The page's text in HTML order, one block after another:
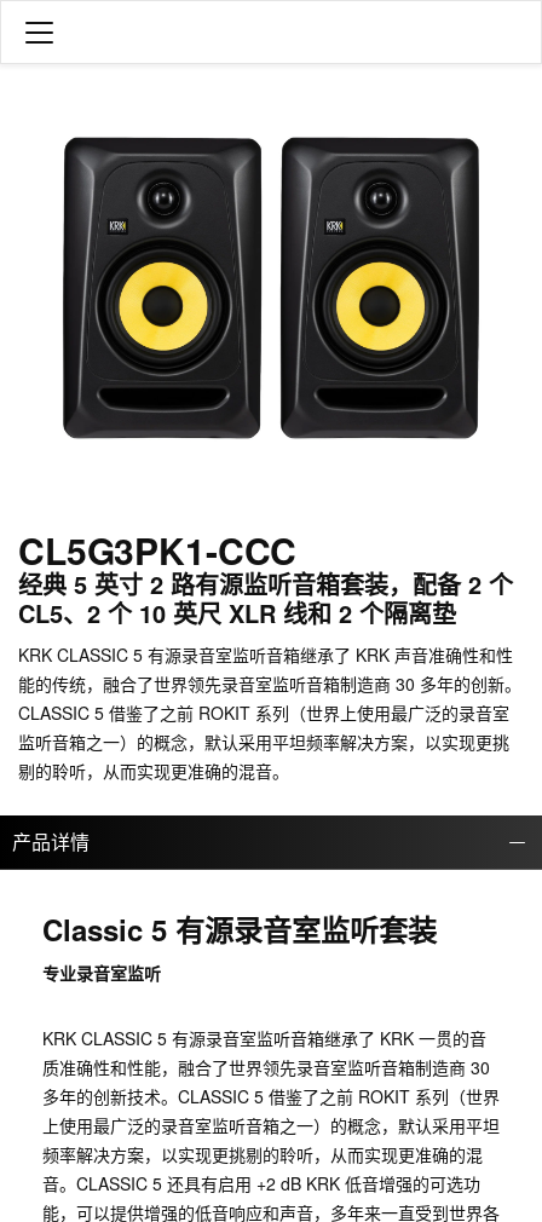
CL5G3PK1-CCC
经典 5 英寸 2 路有源监听音箱套装，配备 2 个
CL5、2 个 10 英尺 XLR 线和 2 个隔离垫
KRK CLASSIC 5 有源录音室监听音箱继承了 KRK 声音准确性和性
能的传统，融合了世界领先录音室监听音箱制造商 30 多年的创新。
CLASSIC 5 借鉴了之前 ROKIT 系列（世界上使用最广泛的录音室
监听音箱之一）的概念，默认采用平坦频率解决方案，以实现更挑
剔的聆听，从而实现更准确的混音。
产品详情
Classic 5 有源录音室监听套装
专业录音室监听
KRK CLASSIC 5 有源录音室监听音箱继承了 KRK 一贯的音
质准确性和性能，融合了世界领先录音室监听音箱制造商 30
多年的创新技术。CLASSIC 5 借鉴了之前 ROKIT 系列（世界
上使用最广泛的录音室监听音箱之一）的概念，默认采用平坦
频率解决方案，以实现更挑剔的聆听，从而实现更准确的混
音。CLASSIC 5 还具有启用 +2 dB KRK 低音增强的可选功
能，可以提供增强的低音响应和声音，多年来一直受到世界各